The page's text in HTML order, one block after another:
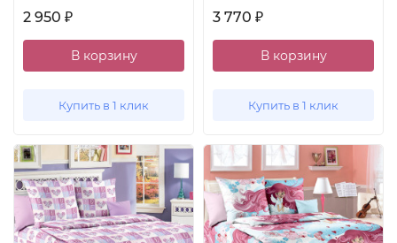
2 950 ₽
В корзину
Купить в 1 клик
3 770 ₽
В корзину
Купить в 1 клик